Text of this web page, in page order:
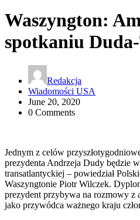
Waszyngton:
spotkaniu
Redakcja
Wiadomości USA
June 20, 2020
0 Comments
Jednym z celów
prezydenta Andrzeja Dudy będzie
transatlantyckiej – powiedział
Waszyngtonie Piotr Wilczek.
prezydent przybywa na rozmowy z
jako przywódca ważnego kraju